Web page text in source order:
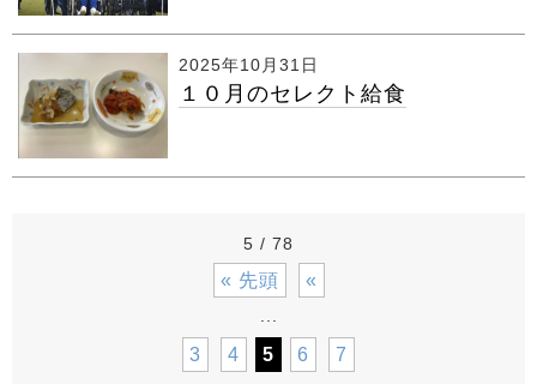
2025年10月31日
１０月のセレクト給食
5 / 78
« 先頭 «
3 4 5 6 7